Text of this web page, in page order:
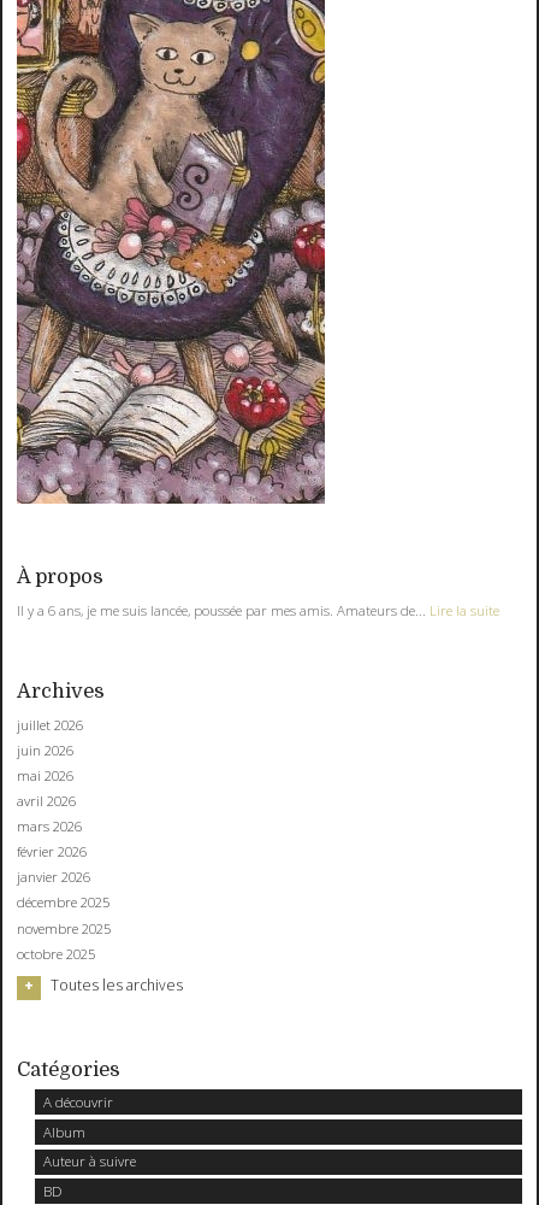
À propos
Il y a 6 ans, je me suis lancée, poussée par mes amis. Amateurs de... Lire la suite
Archives
juillet 2026
juin 2026
mai 2026
avril 2026
mars 2026
février 2026
janvier 2026
décembre 2025
novembre 2025
octobre 2025
Toutes les archives
Catégories
A découvrir
Album
Auteur à suivre
BD